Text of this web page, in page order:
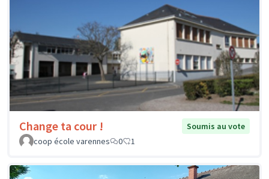
Change ta cour !
Soumis au vote
coop école varennes
0 1